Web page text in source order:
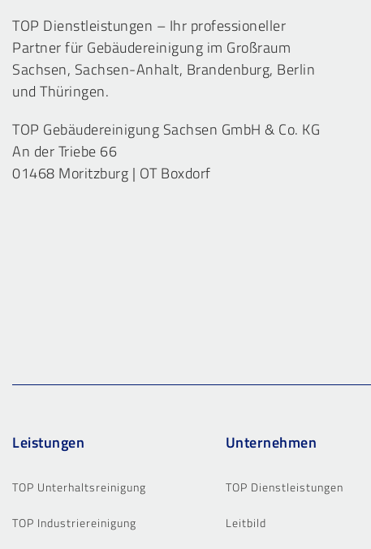
TOP Dienstleistungen – Ihr professioneller
Partner für Gebäudereinigung im Großraum
Sachsen, Sachsen-Anhalt, Brandenburg, Berlin
und Thüringen.
TOP Gebäudereinigung Sachsen GmbH & Co. KG
An der Triebe 66
01468 Moritzburg | OT Boxdorf
Leistungen
TOP Unterhaltsreinigung
TOP Industriereinigung
Unternehmen
TOP Dienstleistungen
Leitbild